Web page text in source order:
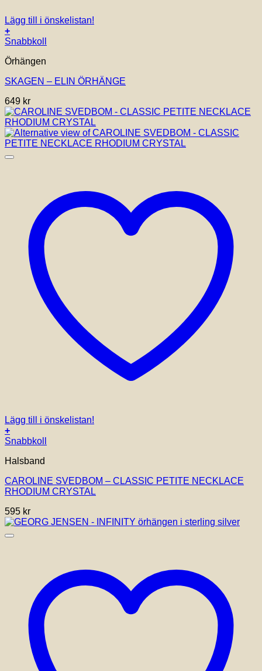
Lägg till i önskelistan!
+
Snabbkoll
Örhängen
SKAGEN – ELIN ÖRHÄNGE
649 kr
Lägg till i önskelistan!
+
Snabbkoll
Halsband
CAROLINE SVEDBOM – CLASSIC PETITE NECKLACE
RHODIUM CRYSTAL
595 kr